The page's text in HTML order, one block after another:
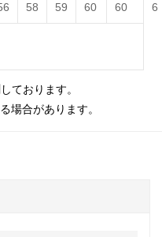
58 59 60 60
ております。
場合があります。